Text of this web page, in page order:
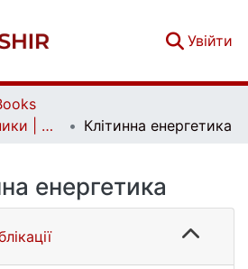
Увійти
Навчальні посібники | Handbooks
Клітинна енергетика
енергетика